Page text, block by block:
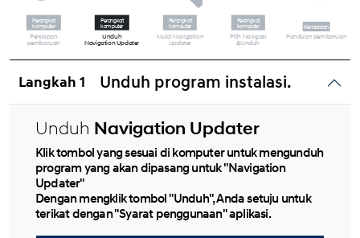
Persiapan
pembaruan
Unduh
Navigation Updater
Mulai Navigation
Updater
Pilih Navigasi
&Unduh
Panduan pembaruan
Unduh program instalasi.
Unduh Navigation Updater
Klik tombol yang sesuai di komputer untuk mengunduh
program yang akan dipasang untuk "Navigation
Updater"
Dengan mengklik tombol "Unduh", Anda setuju untuk
terikat dengan "Syarat penggunaan" aplikasi.